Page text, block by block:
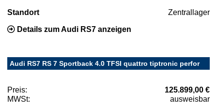
Standort Zentrallager
Details zum Audi RS7 anzeigen
Audi RS7 RS 7 Sportback 4.0 TFSI quattro tiptronic perfor
Preis:
125.899,00 €
MWSt:
ausweisbar